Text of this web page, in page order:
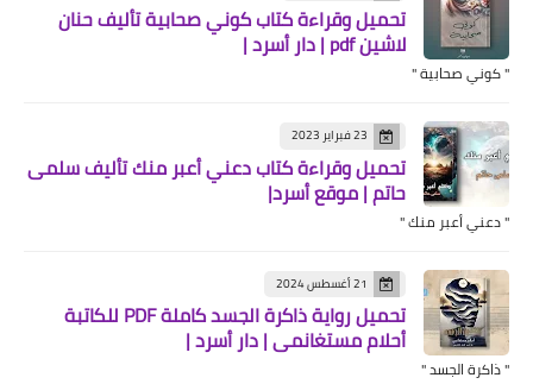
تحميل وقراءة كتاب كوني صحابية تأليف حنان
لاشين pdf | دار أسرد |
" كوني صحابية "
23 فبراير 2023
تحميل وقراءة كتاب دعني أعبر منك تأليف سلمى
حاتم | موقع أسرد|
" دعني أعبر منك "
21 أغسطس 2024
تحميل رواية ذاكرة الجسد كاملة PDF للكاتبة
أحلام مستغانمي | دار أسرد |
" ذاكرة الجسد "